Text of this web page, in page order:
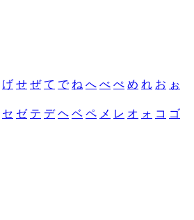
げ せ ぜ て で ね へ べ ぺ め れ お ぉ
セ ゼ テ デ ヘ ベ ペ メ レ オ ォ コ ゴ